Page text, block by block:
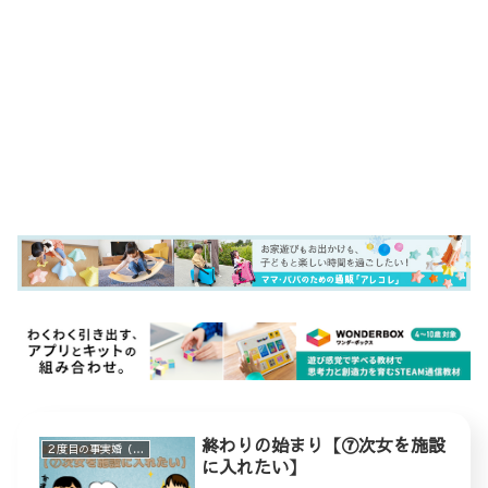
２度目の事実婚（ステップファミリー）
終わりの始まり【⑦次女を施設
に入れたい】